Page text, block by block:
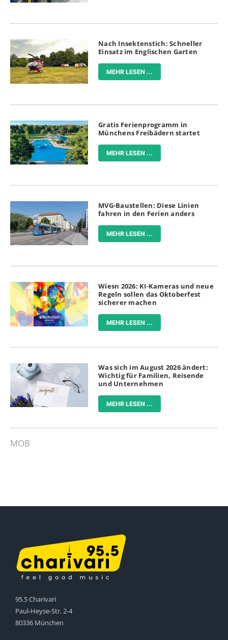
Nach Insektenstich: Schneller
Einsatz im Englischen Garten
MEHR LESEN ...
Gratis Ferienprogramm in
Münchens Freibädern startet
MEHR LESEN ...
MVG-Baustellen: Diese Linien
fahren in den Ferien anders
MEHR LESEN ...
Wiesn 2026: KI-Kameras und neue
Regeln sollen das Oktoberfest
sicherer machen
MEHR LESEN ...
Was sich im August 2026 ändert:
Wichtig für Familien, Reisende
und Unternehmen
MEHR LESEN ...
MOB
95.5 Charivari
Paul-Heyse-Str. 2-4
80336 München